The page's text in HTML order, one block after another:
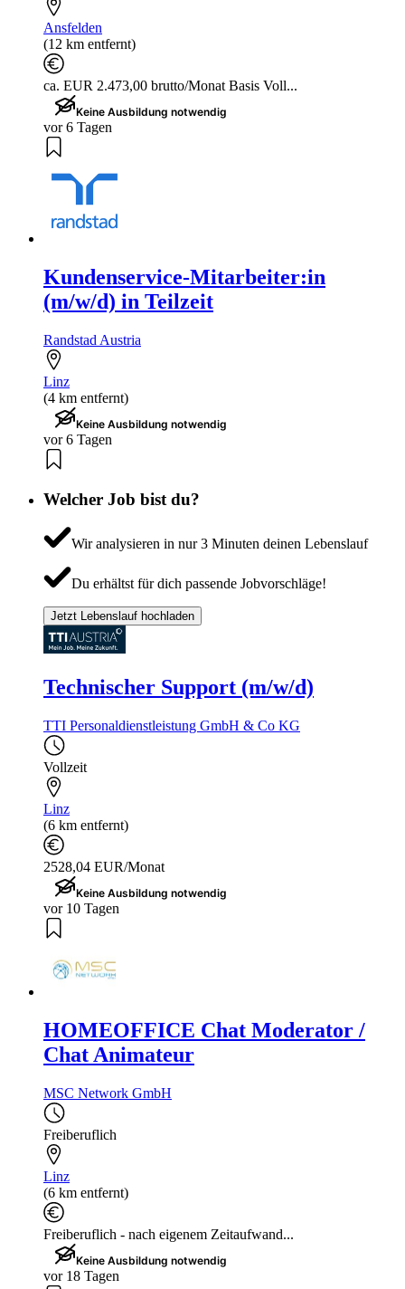
Ansfelden
(12 km entfernt)
ca. EUR 2.473,00 brutto/Monat Basis Voll...
Keine Ausbildung notwendig
vor 6 Tagen
Kundenservice-Mitarbeiter:in
(m/w/d) in Teilzeit
Randstad Austria
Linz
(4 km entfernt)
Keine Ausbildung notwendig
vor 6 Tagen
Welcher Job bist du?
Wir analysieren in nur 3 Minuten deinen Lebenslauf
Du erhältst für dich passende Jobvorschläge!
Jetzt Lebenslauf hochladen
Technischer Support (m/w/d)
TTI Personaldienstleistung GmbH & Co KG
Vollzeit
Linz
(6 km entfernt)
2528,04 EUR/Monat
Keine Ausbildung notwendig
vor 10 Tagen
HOMEOFFICE Chat Moderator /
Chat Animateur
MSC Network GmbH
Freiberuflich
Linz
(6 km entfernt)
Freiberuflich - nach eigenem Zeitaufwand...
Keine Ausbildung notwendig
vor 18 Tagen